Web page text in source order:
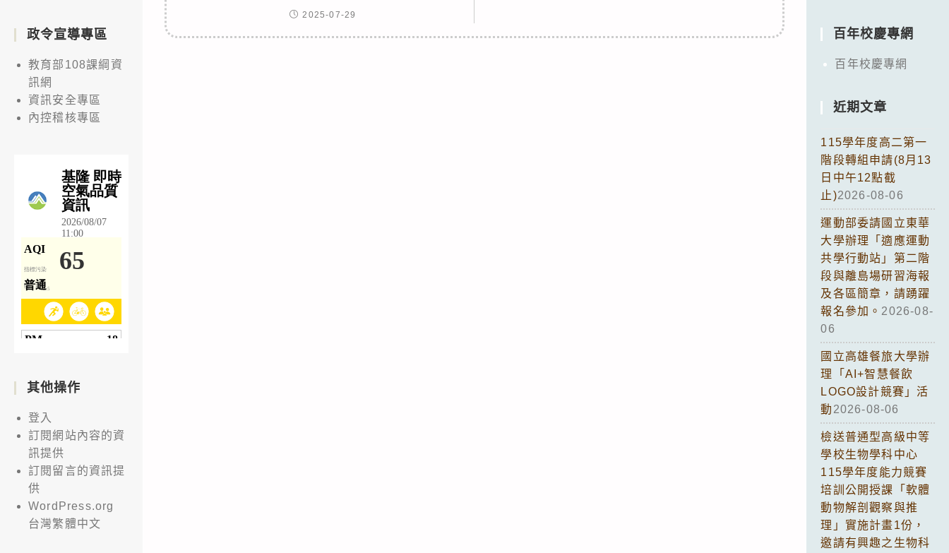
2025-07-29
政令宣導專區
教育部108課綱資
訊網
資訊安全專區
內控稽核專區
其他操作
登入
訂閱網站內容的資
訊提供
訂閱留言的資訊提
供
WordPress.org
台灣繁體中文
百年校慶專網
百年校慶專網
近期文章
115學年度高二第一
階段轉組申請(8月13
日中午12點截
止)2026-08-06
運動部委請國立東華
大學辦理「適應運動
共學行動站」第二階
段與離島場研習海報
及各區簡章，請踴躍
報名參加。 2026-08-
06
國立高雄餐旅大學辦
理「AI+智慧餐飲
LOGO設計競賽」活
動 2026-08-06
檢送普通型高級中等
學校生物學科中心
115學年度能力競賽
培訓公開授課「軟體
動物解剖觀察與推
理」實施計畫1份，
邀請有興趣之生物科